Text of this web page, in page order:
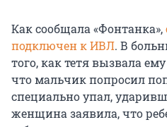
Как сообщала «Фонтанка»,
подключен к ИВЛ. В
того, как тетя вызвала
что мальчик попросил
специально упал,
женщина заявила, что